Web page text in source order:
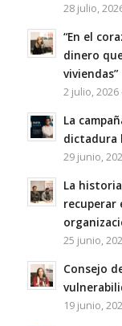
28 julio,
“En el
dinero
viviendas”
2 julio, 2026
La
dictadura
29 junio,
La
recuperar
25 junio,
Consejo
19 junio,